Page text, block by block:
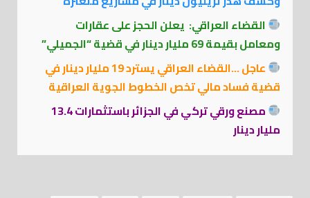
القضاء العراقي: يعلن الحجز على عقارات
ومعامل بقيمة 69 مليار دينار في قضية “الجميلي”
عاجل …القضاء العراقي يسترد 19 مليار دينار في
قضية فساد مالي تخص الخطوط الجوية العراقية
مصنع ورقي تركي في الجزائر باستثمارات 13.4
مليار دينار